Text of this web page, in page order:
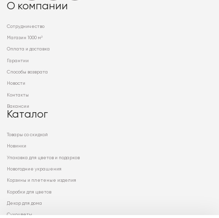
О компании
Сотрудничество
Магазин 1000 м²
Оплата и доставка
Гарантии
Способы возврата
Новости
Контакты
Вакансии
Каталог
Товары со скидкой
Новинки
Упаковка для цветов и подарков
Новогодние украшения
Корзины и плетеные изделия
Коробки для цветов
Декор для дома
Сухоцветы